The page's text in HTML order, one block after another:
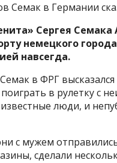
Семак в Германии
Сергея Семака
немецкого
навсегда.
в ФРГ
в рулетку с
люди, и
с мужем
сделали